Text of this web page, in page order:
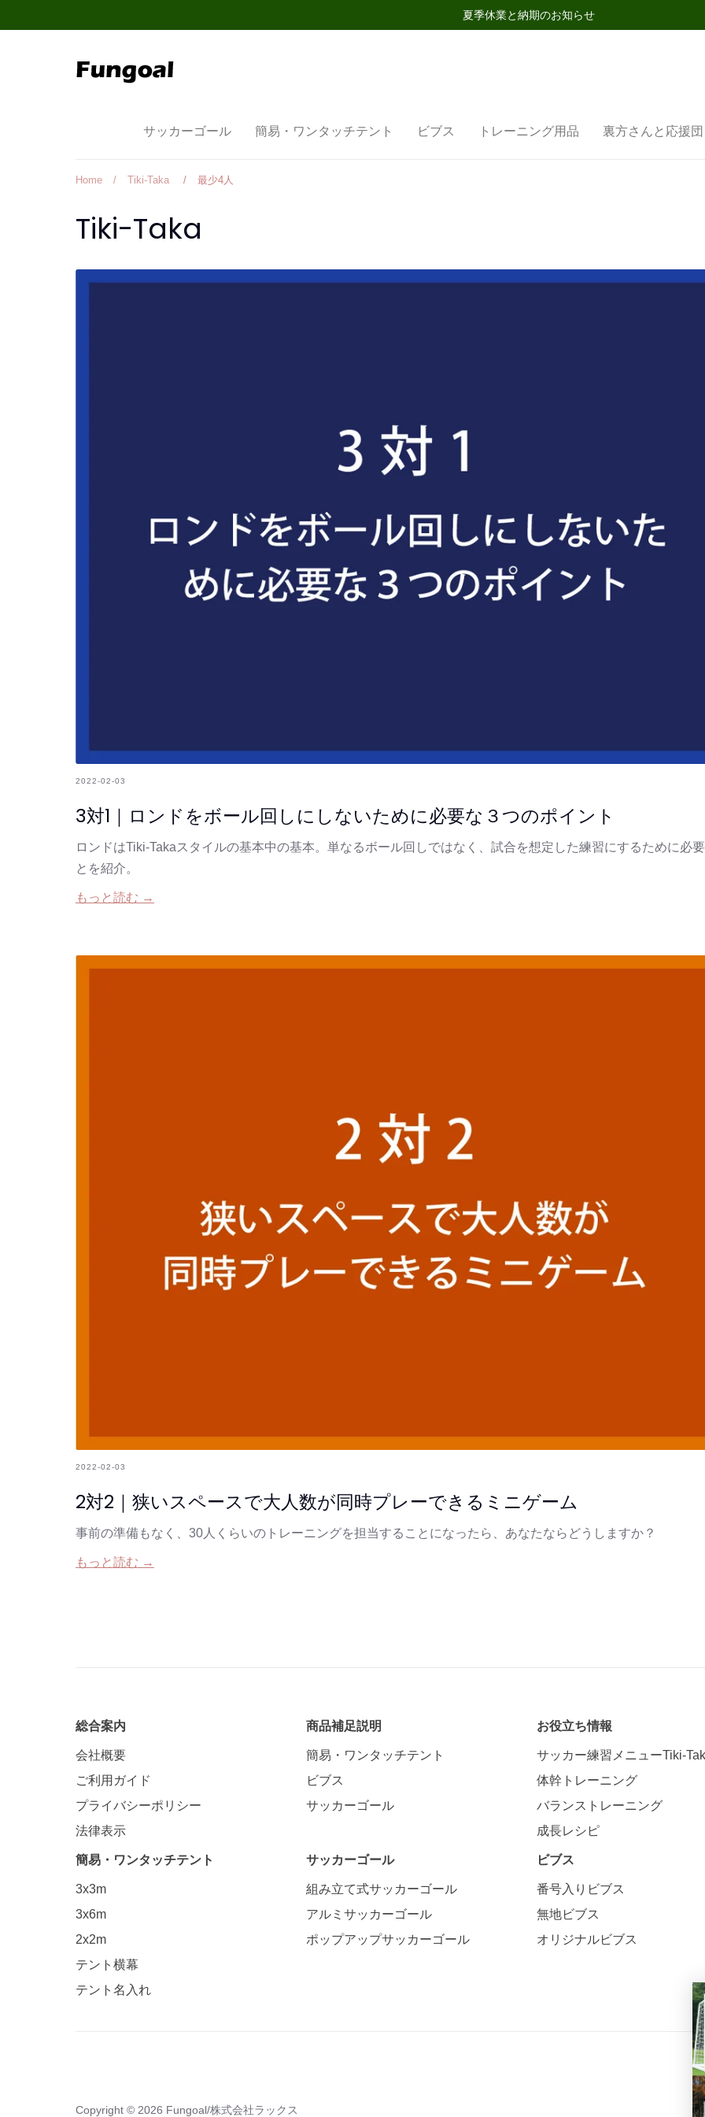
to
夏季休業と納期のお知らせ
サッカーゴール 簡易・ワンタッチテント ビブス トレーニング用品 裏方さんと応援団
Home / Tiki-Taka / 最少4人
Tiki-Taka
2022-02-03
3対1｜ロンドをボール回しにしないために必要な３つのポイント
ロンドはTiki-Takaスタイルの基本中の基本。単なるボール回しではなく、試合を想定した練習にするために必
とを紹介。
もっと読む →
2022-02-03
2対2｜狭いスペースで大人数が同時プレーできるミニゲーム
事前の準備もなく、30人くらいのトレーニングを担当することになったら、あなたならどうしますか？
もっと読む →
総合案内
会社概要
ご利用ガイド
プライバシーポリシー
法律表示
商品補足説明
簡易・ワンタッチテント
ビブス
サッカーゴール
お役立ち情報
サッカー練習メニューTiki-
体幹トレーニング
バランストレーニング
成長レシピ
簡易・ワンタッチテント
3x3m
3x6m
2x2m
テント横幕
テント名入れ
サッカーゴール
組み立て式サッカーゴール
アルミサッカーゴール
ポップアップサッカーゴール
ビブス
番号入りビブス
無地ビブス
オリジナルビブス
Copyright © 2026 Fungoal/株式会社ラックス